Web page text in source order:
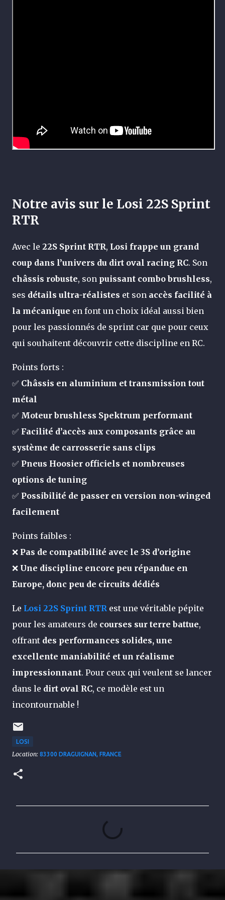
Notre avis sur le Losi 22S Sprint
RTR
Avec le 22S Sprint RTR, Losi frappe un grand
coup dans l’univers du dirt oval racing RC. Son
châssis robuste, son puissant combo brushless,
ses détails ultra-réalistes et son accès facilité à
la mécanique en font un choix idéal aussi bien
pour les passionnés de sprint car que pour ceux
qui souhaitent découvrir cette discipline en RC.
Points forts :
✅ Châssis en aluminium et transmission tout
métal
✅ Moteur brushless Spektrum performant
✅ Facilité d’accès aux composants grâce au
système de carrosserie sans clips
✅ Pneus Hoosier officiels et nombreuses
options de tuning
✅ Possibilité de passer en version non-winged
facilement
Points faibles :
❌ Pas de compatibilité avec le 3S d’origine
❌ Une discipline encore peu répandue en
Europe, donc peu de circuits dédiés
Le Losi 22S Sprint RTR est une véritable pépite
pour les amateurs de courses sur terre battue,
offrant des performances solides, une
excellente maniabilité et un réalisme
impressionnant. Pour ceux qui veulent se lancer
dans le dirt oval RC, ce modèle est un
incontournable !
LOSI
Location: 83300 DRAGUIGNAN, FRANCE